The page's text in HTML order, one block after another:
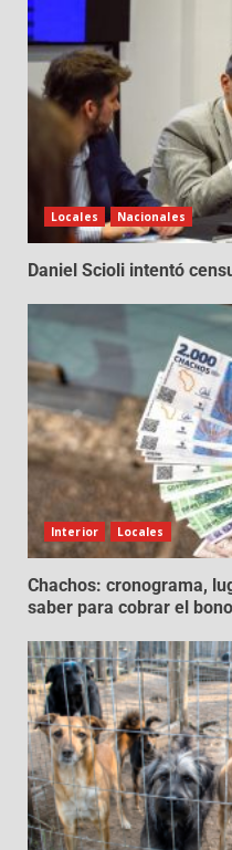
Locales Nacionales
Daniel Scioli intentó
Interior Locales
Chachos: cronograma,
saber para cobrar el bono